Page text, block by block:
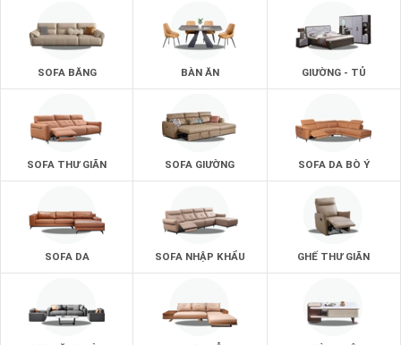
SOFA BĂNG BÀN ĂN GIƯỜNG - TỦ
SOFA THƯ GIÃN SOFA GIƯỜNG SOFA DA BÒ Ý
SOFA DA SOFA NHẬP KHẨU GHẾ THƯ GIÃN